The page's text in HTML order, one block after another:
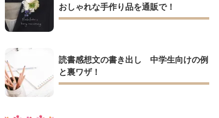
おしゃれな手作り品を通販で！
読書感想文の書き出し 中学生向けの例
と裏ワザ！